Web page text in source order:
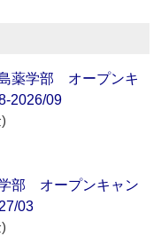
薬学部 オープンキ
2026/09
部 オープンキャン
03